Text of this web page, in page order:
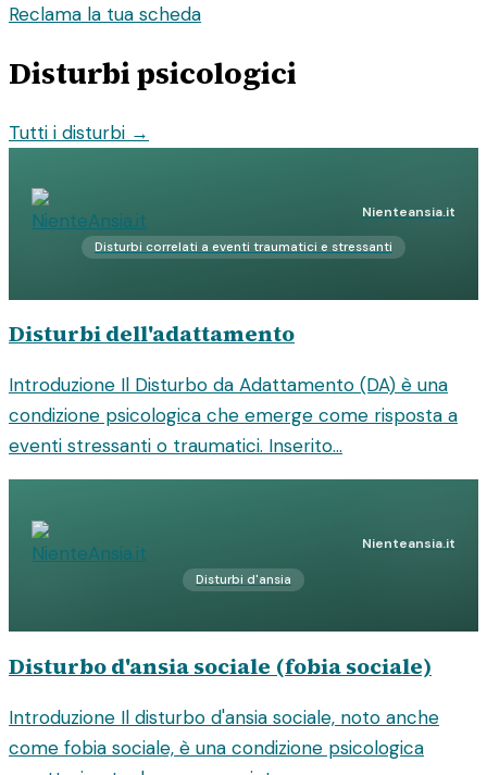
Reclama la tua scheda
Disturbi psicologici
Tutti i disturbi →
Nienteansia.it
Disturbi correlati a eventi traumatici e stressanti
Disturbi dell'adattamento
Introduzione Il Disturbo da Adattamento (DA) è una
condizione psicologica che emerge come risposta a
eventi stressanti o traumatici. Inserito...
Nienteansia.it
Disturbi d'ansia
Disturbo d'ansia sociale (fobia sociale)
Introduzione Il disturbo d'ansia sociale, noto anche
come fobia sociale, è una condizione psicologica